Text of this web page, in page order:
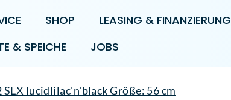
SHOP LEASING & FINANZIERUNG
& SPEICHE
JOBS
lucidlilac'n'black Größe: 56 cm